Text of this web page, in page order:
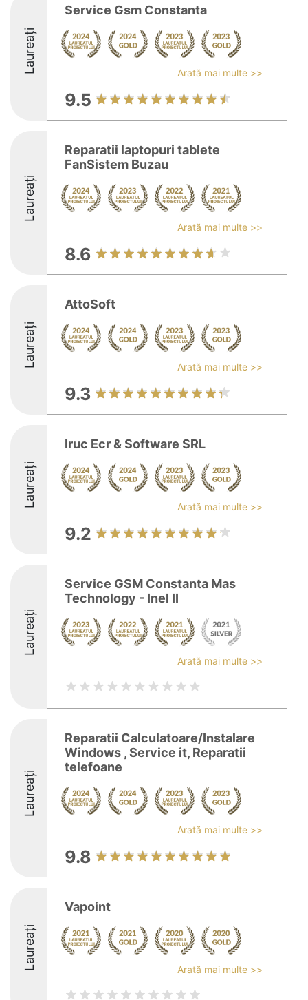
Laureați
Service Gsm Constanta
Arată mai multe >>
9.5
Laureați
Reparatii laptopuri tablete
FanSistem Buzau
Arată mai multe >>
8.6
Laureați
AttoSoft
Arată mai multe >>
9.3
Laureați
Iruc Ecr & Software SRL
Arată mai multe >>
9.2
Laureați
Service GSM Constanta Mas
Technology - Inel II
Arată mai multe >>
Laureați
Reparatii Calculatoare/Instalare
Windows , Service it, Reparatii
telefoane
Arată mai multe >>
9.8
Laureați
Vapoint
Arată mai multe >>